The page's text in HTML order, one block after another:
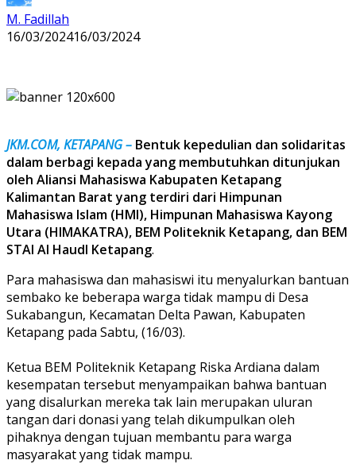
M. Fadillah
16/03/202416/03/2024
JKM.COM, KETAPANG – Bentuk kepedulian dan solidaritas
dalam berbagi kepada yang membutuhkan ditunjukan
oleh Aliansi Mahasiswa Kabupaten Ketapang
Kalimantan Barat yang terdiri dari Himpunan
Mahasiswa Islam (HMI), Himpunan Mahasiswa Kayong
Utara (HIMAKATRA), BEM Politeknik Ketapang, dan BEM
STAI Al Haudl Ketapang.
Para mahasiswa dan mahasiswi itu menyalurkan bantuan
sembako ke beberapa warga tidak mampu di Desa
Sukabangun, Kecamatan Delta Pawan, Kabupaten
Ketapang pada Sabtu, (16/03).
Ketua BEM Politeknik Ketapang Riska Ardiana dalam
kesempatan tersebut menyampaikan bahwa bantuan
yang disalurkan mereka tak lain merupakan uluran
tangan dari donasi yang telah dikumpulkan oleh
pihaknya dengan tujuan membantu para warga
masyarakat yang tidak mampu.